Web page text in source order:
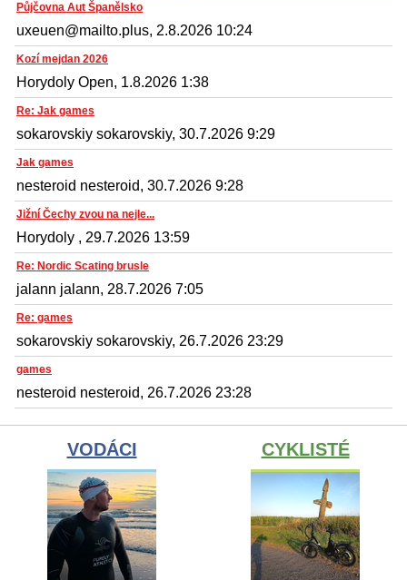
Půjčovna Aut Španělsko
uxeuen@mailto.plus, 2.8.2026 10:24
Kozí mejdan 2026
Horydoly Open, 1.8.2026 1:38
Re: Jak games
sokarovskiy sokarovskiy, 30.7.2026 9:29
Jak games
nesteroid nesteroid, 30.7.2026 9:28
Jižní Čechy zvou na nejle...
Horydoly , 29.7.2026 13:59
Re: Nordic Scating brusle
jalann jalann, 28.7.2026 7:05
Re: games
sokarovskiy sokarovskiy, 26.7.2026 23:29
games
nesteroid nesteroid, 26.7.2026 23:28
VODÁCI CYKLISTÉ